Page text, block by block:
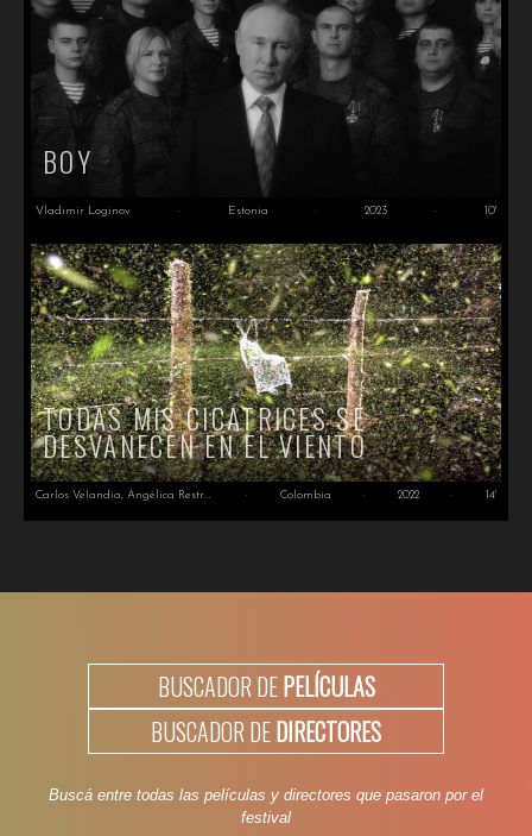
BOY
Vladimir Loginov · Estonia · 2023 · 10'
TODAS MIS CICATRICES SE
DESVANECEN EN EL VIENTO
Carlos Velandia, Angélica Restrepo · Colombia · 2022 · 14'
BUSCADOR DEPELÍCULAS
BUSCADOR DEDIRECTORES
Buscá entre todas las películas y directores que pasaron por el
festival